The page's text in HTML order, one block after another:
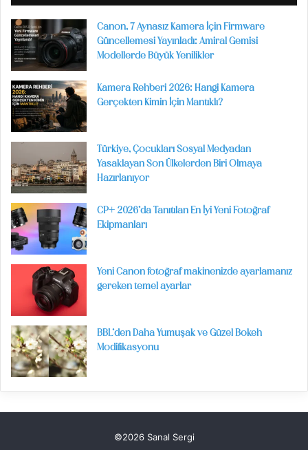
Canon, 7 Aynasız Kamera İçin Firmware
Güncellemesi Yayınladı: Amiral Gemisi
Modellerde Büyük Yenilikler
Kamera Rehberi 2026: Hangi Kamera
Gerçekten Kimin İçin Mantıklı?
Türkiye, Çocukları Sosyal Medyadan
Yasaklayan Son Ülkelerden Biri Olmaya
Hazırlanıyor
CP+ 2026’da Tanıtılan En İyi Yeni Fotoğraf
Ekipmanları
Yeni Canon fotoğraf makinenizde ayarlamanız
gereken temel ayarlar
BBL’den Daha Yumuşak ve Güzel Bokeh
Modifikasyonu
©2026 Sanal Sergi